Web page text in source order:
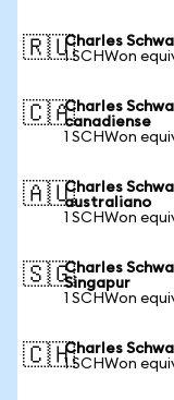
🇷🇺Charles
1 SCHWon
🇨🇦Charles
canadiense
1 SCHWon
🇦🇺Charles
australiano
1 SCHWon
🇸🇬Charles
Singapur
1 SCHWon
🇨🇭Charles
1 SCHWon